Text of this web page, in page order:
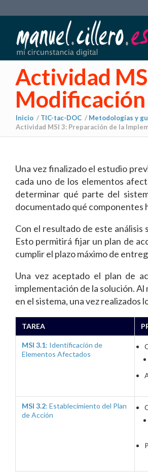
Actividad
Modificación
Inicio / TIC-tac-DOC / Metodologías y
Actividad MSI 3: Preparación de la
Una vez finalizado el estudio
cada uno de los elementos
determinar qué parte del
documentado qué componentes
Con el resultado de este
Esto permitirá fijar un plan de
cumplir el plazo máximo de
Una vez aceptado el plan de
implementación de la solución.
en el sistema, una vez realizados
TAREA
MSI 3.1: Identificación de
Elementos Afectados
MSI 3.2: Establecimiento del Plan
de Acción